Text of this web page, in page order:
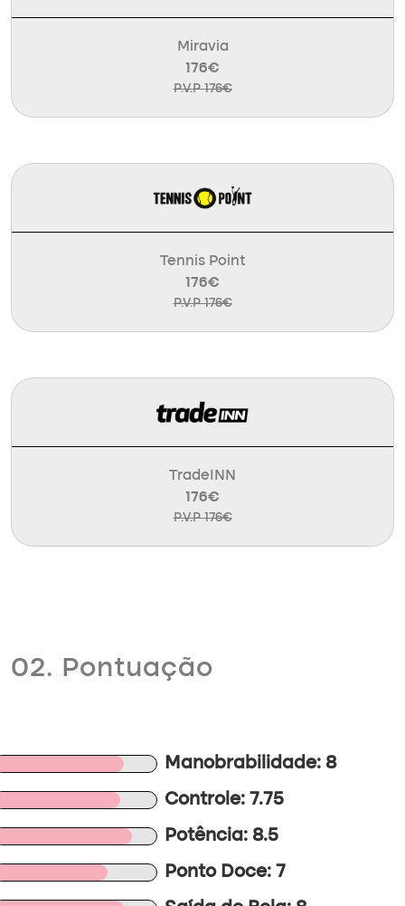
Miravia
176€
P.V.P 176€
Tennis Point
176€
P.V.P 176€
TradeINN
176€
P.V.P 176€
02. Pontuação
Manobrabilidade: 8
Controle: 7.75
Potência: 8.5
Ponto Doce: 7